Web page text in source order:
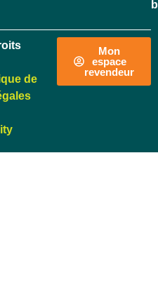
de
Mon
espace
revendeur